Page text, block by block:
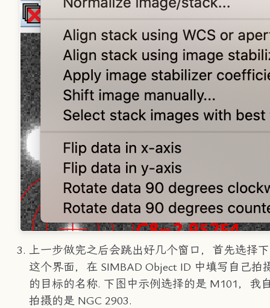
上一步做完之后会跳出好几个窗口，首先选择
这个界面，在 SIMBAD Object ID 中填写自己拍
的目标的名称. 下图中示例选择的是 M101，我
拍摄的是 NGC 2903.